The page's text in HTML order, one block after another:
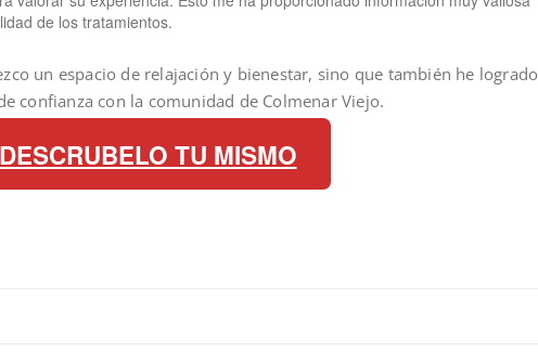
de los tratamientos.
un espacio de relajación y bienestar, sino que también he logrado
confianza con la comunidad de Colmenar Viejo.
DESCRUBELO TU MISMO